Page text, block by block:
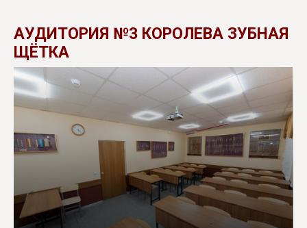
АУДИТОРИЯ №3 КОРОЛЕВА ЗУБНАЯ
ЩЁТКА